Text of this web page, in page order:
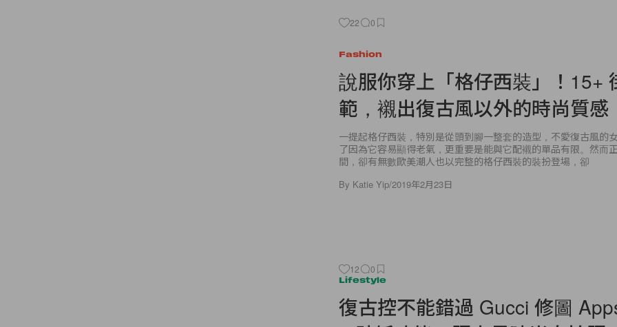
22 0
Fashion
說服你穿上「格仔西裝」！15+
範，襯出復古風以外的時尚質感
一提起格仔西裝，特別是從頭到腳一整套的造型，不愛復古風的
了因為它容易顯得老氣，更重要是能與它配襯的單品有限。然而
間，卻有無數歐美潮人也以完整的格仔西裝的裝扮登場，卻
By Katie Yip/2019年2月23日
12 0
Lifestyle
復古控不能錯過 Gucci 修圖